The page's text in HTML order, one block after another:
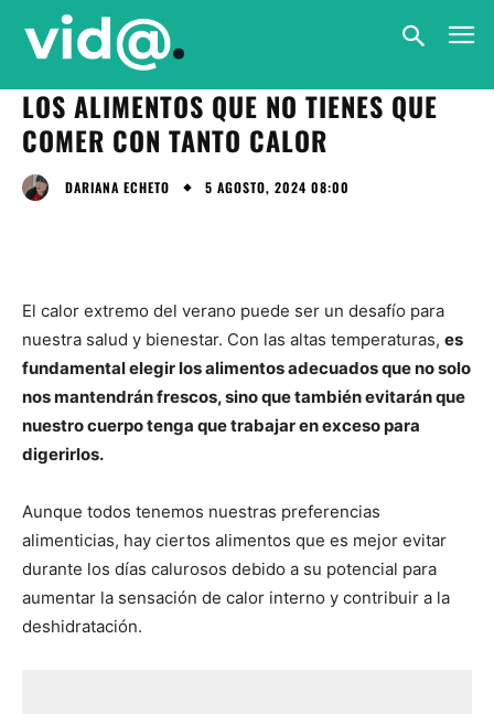
LOS ALIMENTOS QUE NO TIENES QUE
COMER CON TANTO CALOR
DARIANA ECHETO 5 AGOSTO, 2024 08:00
El calor extremo del verano puede ser un desafío para
nuestra salud y bienestar. Con las altas temperaturas, es
fundamental elegir los alimentos adecuados que no solo
nos mantendrán frescos, sino que también evitarán que
nuestro cuerpo tenga que trabajar en exceso para
digerirlos.
Aunque todos tenemos nuestras preferencias
alimenticias, hay ciertos alimentos que es mejor evitar
durante los días calurosos debido a su potencial para
aumentar la sensación de calor interno y contribuir a la
deshidratación.